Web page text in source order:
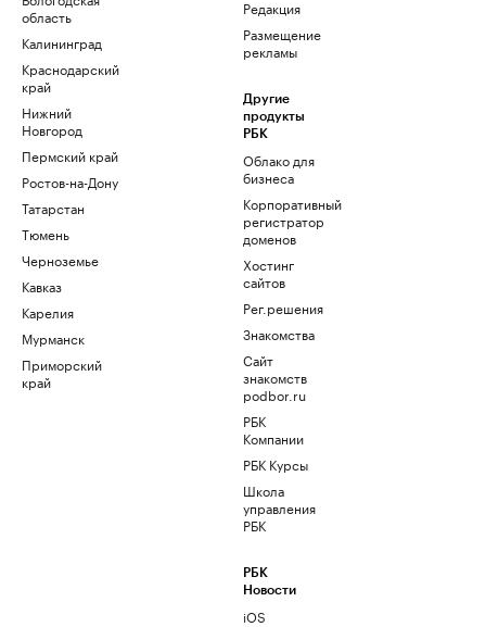
область
Калининград
Краснодарский
край
Нижний
Новгород
Пермский край
Ростов-на-Дону
Татарстан
Тюмень
Черноземье
Кавказ
Карелия
Мурманск
Приморский
край
Редакция
Размещение
рекламы
Другие
продукты
РБК
Облако для
бизнеса
Корпоративный
регистратор
доменов
Хостинг
сайтов
Рег.решения
Знакомства
Сайт
знакомств
podbor.ru
РБК
Компании
РБК Курсы
Школа
управления
РБК
РБК
Новости
iOS